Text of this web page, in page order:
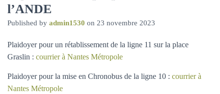
l’ANDE
Published by admin1530 on 23 novembre 2023
Plaidoyer pour un rétablissement de la ligne 11 sur la place
Graslin : courrier à Nantes Métropole
Plaidoyer pour la mise en Chronobus de la ligne 10 : courrier à
Nantes Métropole